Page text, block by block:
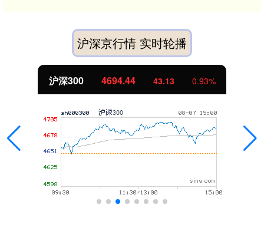
沪深京行情 实时轮播
沪深300 4694.44 43.13 0.93%